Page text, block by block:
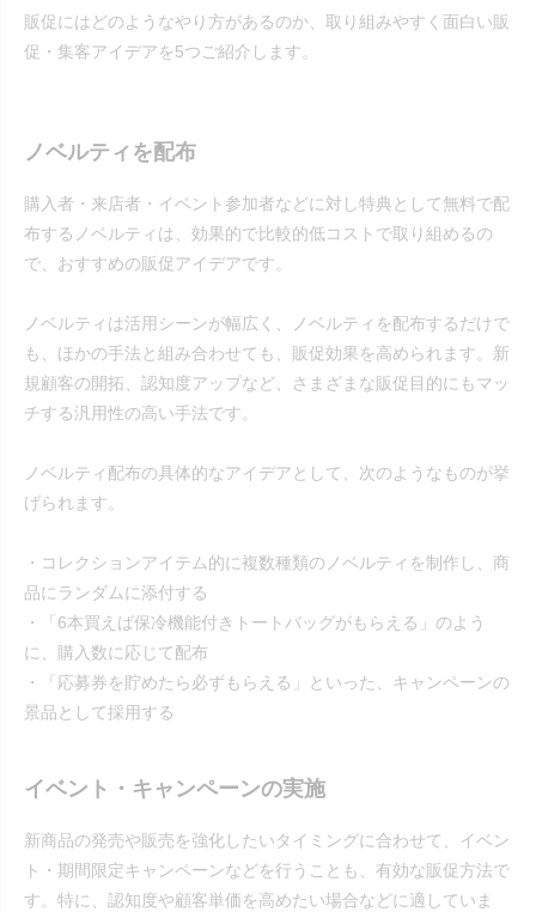
販促にはどのようなやり方があるのか、取り組みやすく面白い販
促・集客アイデアを5つご紹介します。
ノベルティを配布
購入者・来店者・イベント参加者などに対し特典として無料で配
布するノベルティは、効果的で比較的低コストで取り組めるの
で、おすすめの販促アイデアです。
ノベルティは活用シーンが幅広く、ノベルティを配布するだけで
も、ほかの手法と組み合わせても、販促効果を高められます。新
規顧客の開拓、認知度アップなど、さまざまな販促目的にもマッ
チする汎用性の高い手法です。
ノベルティ配布の具体的なアイデアとして、次のようなものが挙
げられます。
・コレクションアイテム的に複数種類のノベルティを制作し、商
品にランダムに添付する
・「6本買えば保冷機能付きトートバッグがもらえる」のよう
に、購入数に応じて配布
・「応募券を貯めたら必ずもらえる」といった、キャンペーンの
景品として採用する
イベント・キャンペーンの実施
新商品の発売や販売を強化したいタイミングに合わせて、イベン
ト・期間限定キャンペーンなどを行うことも、有効な販促方法で
す。特に、認知度や顧客単価を高めたい場合などに適していま